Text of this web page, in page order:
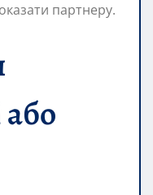
партнеру.